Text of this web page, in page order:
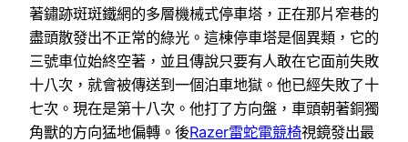
著鏽跡斑斑鐵網的多層機械式停車塔，正在那片窄巷的
盡頭散發出不正常的綠光。這棟停車塔是個異類，它的
三號車位始終空著，並且傳說只要有人敢在它面前失敗
十八次，就會被傳送到一個泊車地獄。他已經失敗了十
七次。現在是第十八次。他打了方向盤，車頭朝著銅獨
角獸的方向猛地偏轉。後Razer雷蛇電競椅視鏡發出最